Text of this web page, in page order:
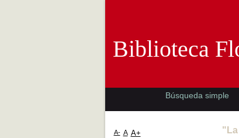
Biblioteca
Búsqueda simple
A- A A+